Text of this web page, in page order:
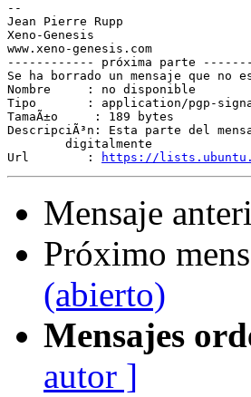
--
Jean Pierre Rupp
Xeno-Genesis
www.xeno-genesis.com
------------ próxima parte
Se ha borrado un mensaje que
Nombre     : no disponible
Tipo       : application/pgp-
TamaÃ±o     : 189 bytes
DescripciÃ³n: Esta parte del
Url        :
https://
Mensaje
Próximo
(abierto)
Mensajes
autor ]